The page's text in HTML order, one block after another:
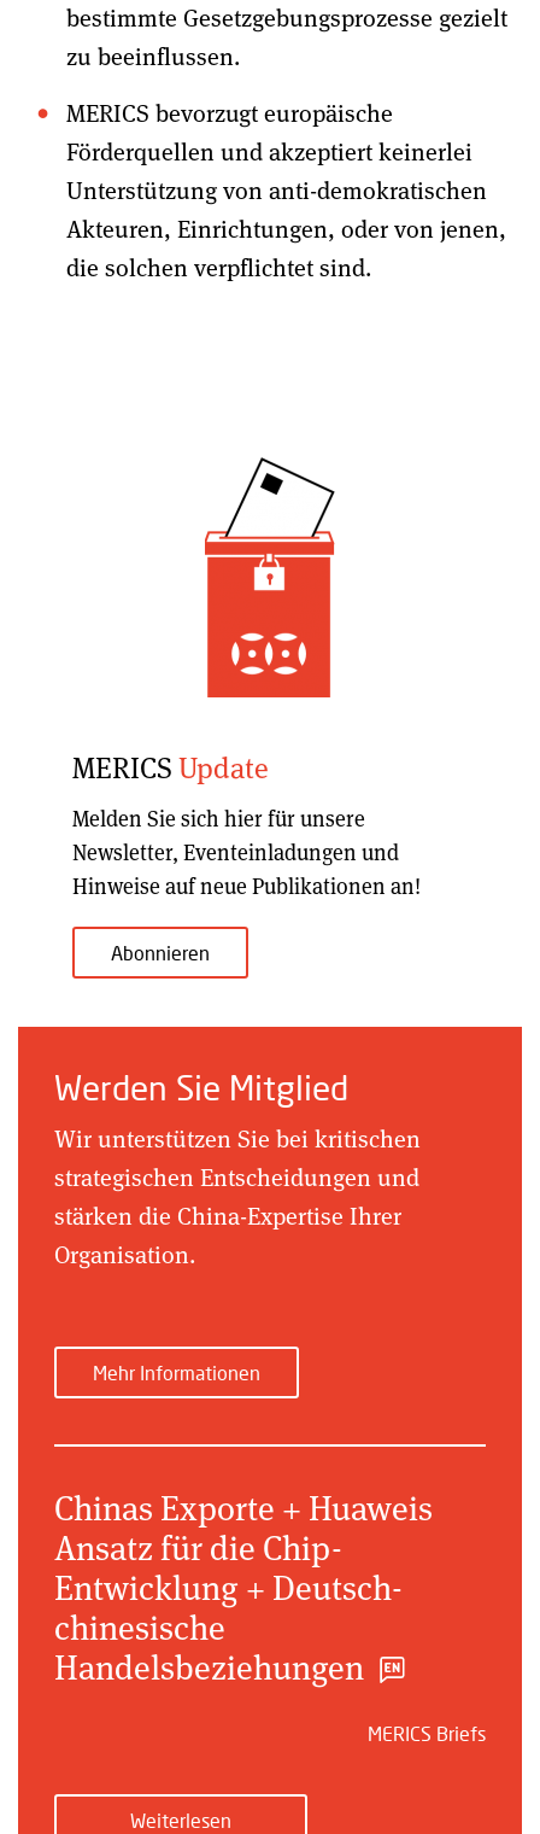
bestimmte Gesetzgebungsprozesse gezielt
zu beeinflussen.
MERICS bevorzugt europäische
Förderquellen und akzeptiert keinerlei
Unterstützung von anti-demokratischen
Akteuren, Einrichtungen, oder von jenen,
die solchen verpflichtet sind.
MERICSUpdate
Melden Sie sich hier für unsere
Newsletter, Eventeinladungen und
Hinweise auf neue Publikationen an!
Abonnieren
Werden Sie Mitglied
Wir unterstützen Sie bei kritischen
strategischen Entscheidungen und
stärken die China-Expertise Ihrer
Organisation.
Mehr Informationen
Chinas Exporte + Huaweis
Ansatz für die Chip-
Entwicklung + Deutsch-
chinesische
Handelsbeziehungen
MERICS Briefs
Weiterlesen